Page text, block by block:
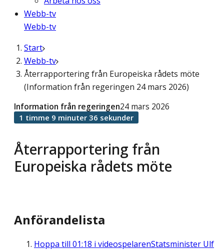
Webb-tv
Webb-tv
Start
Webb-tv
Återrapportering från Europeiska rådets möte
(Information från regeringen 24 mars 2026)
Återrapportering från
Europeiska rådets möte
Information från regeringen24 mars 2026
1 timme 9 minuter 36 sekunder
Anförandelista
Hoppa till 01:18 i videospelarenStatsminister Ulf